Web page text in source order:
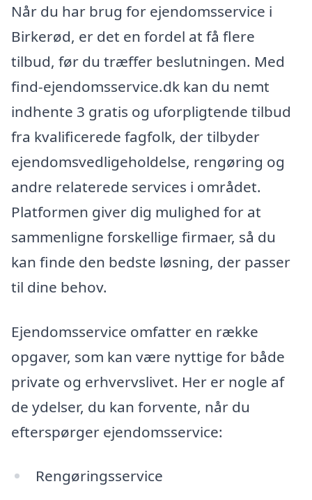
Når du har brug for ejendomsservice i
Birkerød, er det en fordel at få flere
tilbud, før du træffer beslutningen. Med
find-ejendomsservice.dk kan du nemt
indhente 3 gratis og uforpligtende tilbud
fra kvalificerede fagfolk, der tilbyder
ejendomsvedligeholdelse, rengøring og
andre relaterede services i området.
Platformen giver dig mulighed for at
sammenligne forskellige firmaer, så du
kan finde den bedste løsning, der passer
til dine behov.
Ejendomsservice omfatter en række
opgaver, som kan være nyttige for både
private og erhvervslivet. Her er nogle af
de ydelser, du kan forvente, når du
efterspørger ejendomsservice:
Rengøringsservice